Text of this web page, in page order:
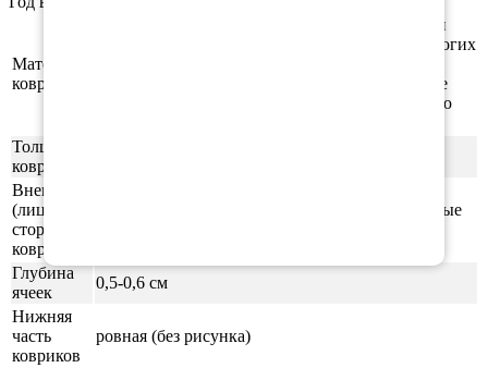
Материал
ковриков
Этиленвинилацетат (ЭВА/ЕВА) - полимерный
материал, который зарекомендовал себя во многих
производят спортивные маты, гимнастические
коврики, подошву для обуви, шлёпки и прочую
Толщина
ковриков
Внешняя
(лицевая)
сторона
ковриков
ячейки СОТЫ/РОМБ (напоминающие пчелиные
Глубина
ячеек
0,5-0,6 см
Нижняя
часть
ковриков
ровная (без рисунка)